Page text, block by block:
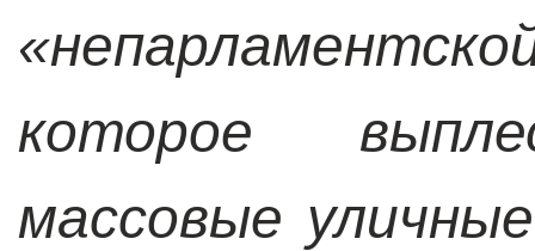
которое
массовые